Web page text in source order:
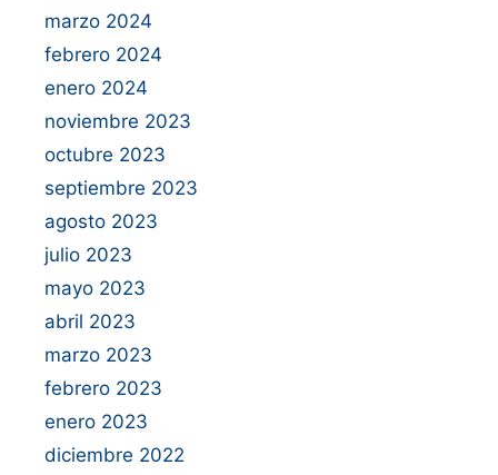
marzo 2024
febrero 2024
enero 2024
noviembre 2023
octubre 2023
septiembre 2023
agosto 2023
julio 2023
mayo 2023
abril 2023
marzo 2023
febrero 2023
enero 2023
diciembre 2022